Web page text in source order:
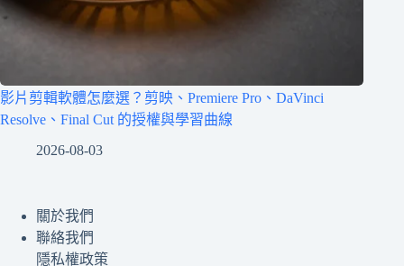
影片剪輯軟體怎麼選？剪映、Premiere Pro、DaVinci
Resolve、Final Cut 的授權與學習曲線
2026-08-03
關於我們
聯絡我們
隱私權政策